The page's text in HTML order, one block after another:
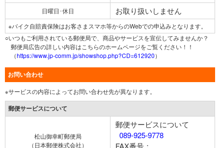
日曜日･休日 お取り扱いしません
※バイク自賠責保険はお客さまスマホ等からのWebでの申込みとなります。
○いつもご利用されている郵便局で、商品やサービスを宣伝してみませんか？
郵便局広告の詳しい内容はこちらのホームページをご覧ください！！
（https://www.jp-comm.jp/showshop.php?CD=612920）
お問い合わせ
※サービスの内容によってお問い合わせ先が異なります。
郵便サービスについて
松山御幸町郵便局
（日本郵便株式会社）
郵便サービスについて
089-925-9778
FAX番号：